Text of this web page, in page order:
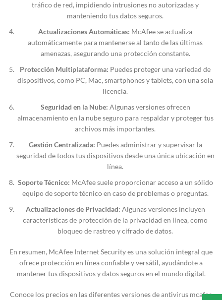
tráfico de red, impidiendo intrusiones no autorizadas y
manteniendo tus datos seguros.
Actualizaciones Automáticas: McAfee se actualiza
automáticamente para mantenerse al tanto de las últimas
amenazas, asegurando una protección constante.
Protección Multiplataforma: Puedes proteger una variedad de
dispositivos, como PC, Mac, smartphones y tablets, con una sola
licencia.
Seguridad en la Nube: Algunas versiones ofrecen
almacenamiento en la nube seguro para respaldar y proteger tus
archivos más importantes.
Gestión Centralizada: Puedes administrar y supervisar la
seguridad de todos tus dispositivos desde una única ubicación en
línea.
Soporte Técnico: McAfee suele proporcionar acceso a un sólido
equipo de soporte técnico en caso de problemas o preguntas.
Actualizaciones de Privacidad: Algunas versiones incluyen
características de protección de la privacidad en línea, como
bloqueo de rastreo y cifrado de datos.
En resumen, McAfee Internet Security es una solución integral que
ofrece protección en línea confiable y versátil, ayudándote a
mantener tus dispositivos y datos seguros en el mundo digital.
Conoce los precios en las diferentes versiones de antivirus mcafee